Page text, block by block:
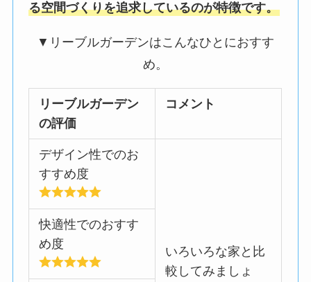
る空間づくりを追求しているのが特徴です。
▼リーブルガーデンはこんなひとにおすす
め。
リーブルガーデン
の評価
コメント
デザイン性でのお
すすめ度
いろいろな家と比
較してみましょ
快適性でのおすす
め度